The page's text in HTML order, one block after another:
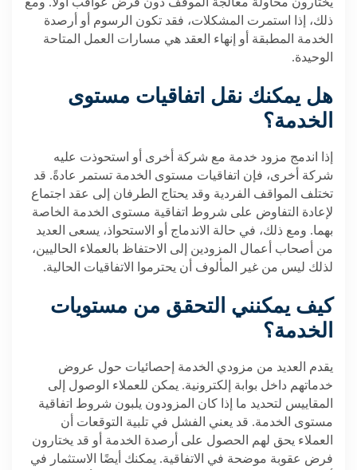
يختارون محاولة معالجة الموقف دون فرض عواقب أولاً. ومع
ذلك، إذا استمرت المشكلات، فقد تكون الرسوم أو أرصدة
الخدمة المطبقة أو إنهاء العقد هي مسارات العمل المتاحة
الوحيدة.
هل يمكنك نقل اتفاقيات مستوى
الخدمة؟
إذا اندمج مزود خدمة مع شركة أخرى أو استحوذت عليه
شركة أخرى، فإن اتفاقيات مستوى الخدمة تستمر عادةً. قد
تختلف المواقف الفردية وقد يحتاج الطرفان إلى عقد اجتماع
لإعادة التفاوض على شروط اتفاقية مستوى الخدمة الخاصة
بهما. ومع ذلك، في حالة الاندماج أو الاستحواذ، يسعى العديد
من أصحاب أعمال المزودين إلى الاحتفاظ بالعملاء الحاليين،
لذلك ليس من غير المألوف أن يحترموا الاتفاقيات الحالية.
كيف يمكنني التحقق من مستويات
الخدمة؟
يقدم العديد من مزودي الخدمة إحصائيات حول عروض
خدماتهم داخل بوابة إلكترونية. يمكن للعملاء الوصول إلى
المقاييس لتحديد ما إذا كان المزودون يلبون شروط اتفاقية
مستوى الخدمة. قد يعني الفشل في تلبية التوقعات أن
العملاء يحق لهم الحصول على أرصدة الخدمة أو قد يختارون
فرض عقوبة موضحة في الاتفاقية. يمكنك أيضًا الاستثمار في